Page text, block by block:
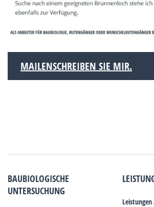
MAILENSCHREIBEN SIE MIR.
BAUBIOLOGISCHE
UNTERSUCHUNG